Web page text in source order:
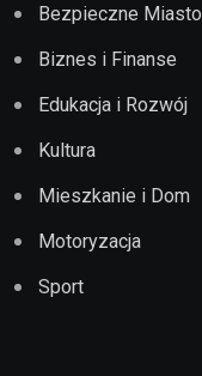
Bezpieczne Miasto
Biznes i Finanse
Edukacja i Rozwój
Kultura
Mieszkanie i Dom
Motoryzacja
Sport